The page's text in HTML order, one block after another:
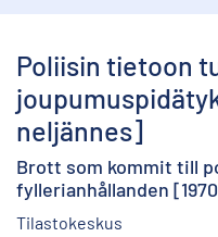
Poliisin tietoon
neljännes]
Brott som kommit till
fyllerianhållanden
Tilastokeskus